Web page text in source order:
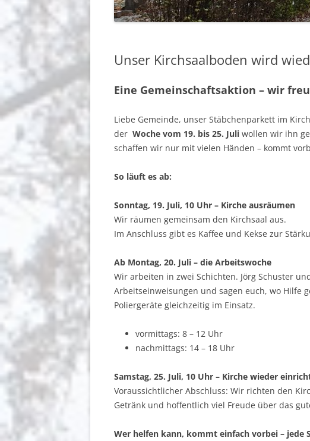
BERICHTE
BERLIN-JOHANNISTHAL
Unser Kirchsaalboden wird
Eine Gemeinschaftsaktion – wir
Liebe Gemeinde, unser Stäbchenparkett im
der Woche vom 19. bis 25. Juli wollen wir ihn
schaffen wir nur mit vielen Händen – kommt
So läuft es ab:
Sonntag, 19. Juli, 10 Uhr – Kirche ausräumen
Wir räumen gemeinsam den Kirchsaal aus.
Im Anschluss gibt es Kaffee und Kekse zur
Ab Montag, 20. Juli – die Arbeitswoche
Wir arbeiten in zwei Schichten. Jörg Schuster
Arbeitseinweisungen und sagen euch, wo Hilfe
Poliergeräte gleichzeitig im Einsatz.
vormittags: 8 – 12 Uhr
nachmittags: 14 – 18 Uhr
Samstag, 25. Juli, 10 Uhr – Kirche wieder
Voraussichtlicher Abschluss: Wir richten den
Getränk und hoffentlich viel Freude über das
Wer helfen kann, kommt einfach vorbei – jede